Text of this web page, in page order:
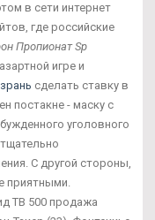
в сети интернет
где российские
Пропионат Sp
игре и
сделать ставку в
постакне - маску с
уголовного
С другой стороны,
приятными.
TB 500 продажа